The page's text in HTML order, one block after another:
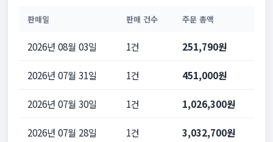
판매일 판매 건수 주문 총액
2026년 08월 03일 1건 251,790원
2026년 07월 31일 1건 451,000원
2026년 07월 30일 1건 1,026,300원
2026년 07월 28일 1건 3,032,700원